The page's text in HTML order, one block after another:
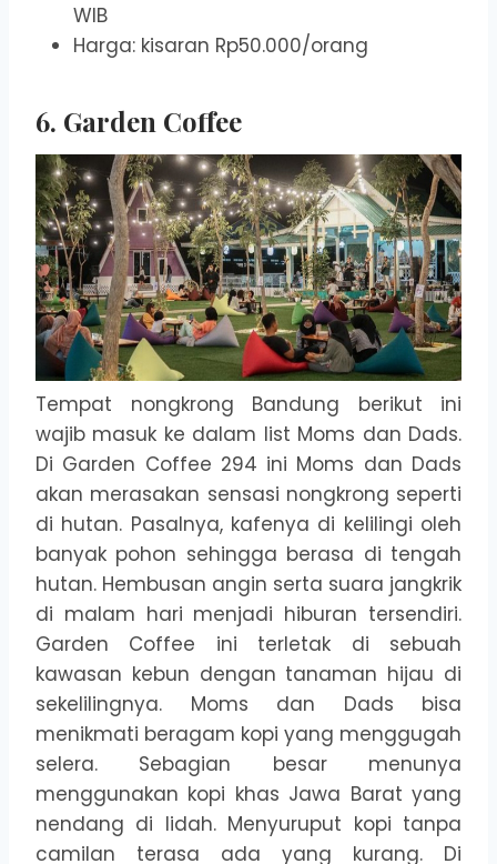
WIB
Harga: kisaran Rp50.000/orang
6. Garden Coffee
Tempat nongkrong Bandung berikut ini
wajib masuk ke dalam list Moms dan Dads.
Di Garden Coffee 294 ini Moms dan Dads
akan merasakan sensasi nongkrong seperti
di hutan. Pasalnya, kafenya di kelilingi oleh
banyak pohon sehingga berasa di tengah
hutan. Hembusan angin serta suara jangkrik
di malam hari menjadi hiburan tersendiri.
Garden Coffee ini terletak di sebuah
kawasan kebun dengan tanaman hijau di
sekelilingnya. Moms dan Dads bisa
menikmati beragam kopi yang menggugah
selera. Sebagian besar menunya
menggunakan kopi khas Jawa Barat yang
nendang di lidah. Menyuruput kopi tanpa
camilan terasa ada yang kurang. Di